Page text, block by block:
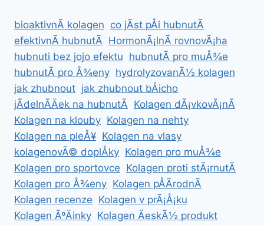
bioaktivnÃ­ kolagen co jÃ­st pÅi hubnutÃ­
efektivnÃ­ hubnutÃ­ HormonÃ¡lnÃ­ rovnovÃ¡ha
hubnuti bez jojo efektu hubnutÃ­ pro muÅ¾e
hubnutÃ­ pro Å¾eny hydrolyzovanÃ½ kolagen
jak zhubnout jak zhubnout bÅicho
jÃ­delnÃ­Äek na hubnutÃ­ Kolagen dÃ¡vkovÃ¡nÃ­
Kolagen na klouby Kolagen na nehty
Kolagen na pleÅ¥ Kolagen na vlasy
kolagenovÃ© doplÅky Kolagen pro muÅ¾e
Kolagen pro sportovce Kolagen proti stÃ¡rnutÃ­
Kolagen pro Å¾eny Kolagen pÅÃ­rodnÃ­
Kolagen recenze Kolagen v prÃ¡Å¡ku
Kolagen ÃºÄinky Kolagen ÄeskÃ½ produkt